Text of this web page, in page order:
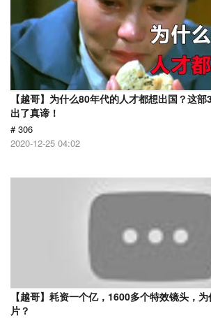
【越哥】为什么80年代的人才都想出国？这
出了真谛！
# 306
2020-12-25 04:02
【越哥】耗资一个亿，1600多个特效镜头，
片？